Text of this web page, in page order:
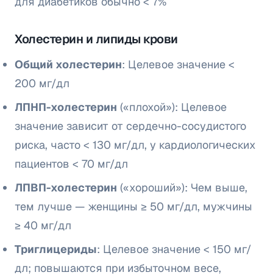
Холестерин и липиды крови
Общий холестерин: Целевое значение <
200 мг/дл
ЛПНП-холестерин («плохой»): Целевое
значение зависит от сердечно-сосудистого
риска, часто < 130 мг/дл, у кардиологических
пациентов < 70 мг/дл
ЛПВП-холестерин («хороший»): Чем выше,
тем лучше — женщины ≥ 50 мг/дл, мужчины
≥ 40 мг/дл
Триглицериды: Целевое значение < 150 мг/
дл; повышаются при избыточном весе,